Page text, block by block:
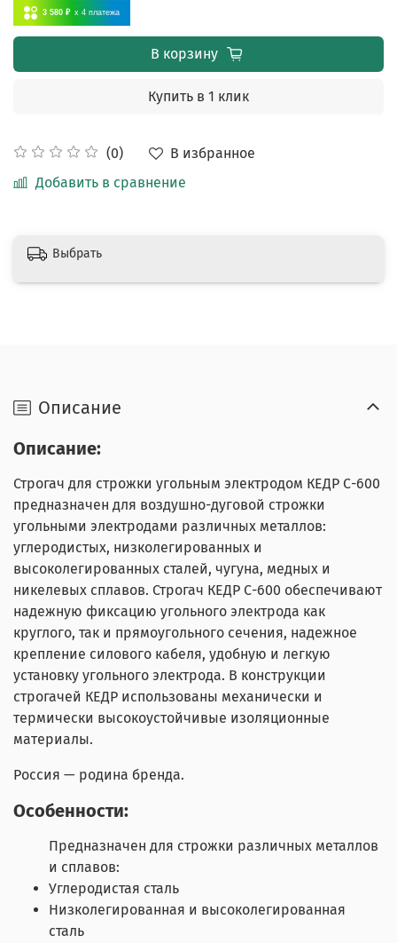
(0)
В избранное
Добавить в сравнение
3 580 ₽ x 4 платежа
В корзину
Купить в 1 клик
Выбрать
Описание
Описание:
Строгач для строжки угольным электродом КЕДР С-600
предназначен для воздушно-дуговой строжки
угольными электродами различных металлов:
углеродистых, низколегированных и
высоколегированных сталей, чугуна, медных и
никелевых сплавов. Строгач КЕДР С-600 обеспечивают
надежную фиксацию угольного электрода как
круглого, так и прямоугольного сечения, надежное
крепление силового кабеля, удобную и легкую
установку угольного электрода. В конструкции
строгачей КЕДР использованы механически и
термически высокоустойчивые изоляционные
материалы.
Россия — родина бренда.
Особенности:
Предназначен для строжки различных металлов
и сплавов:
Углеродистая сталь
Низколегированная и высоколегированная
сталь